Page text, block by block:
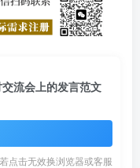
流会上的发言范文
若点击无效换浏览器或客服